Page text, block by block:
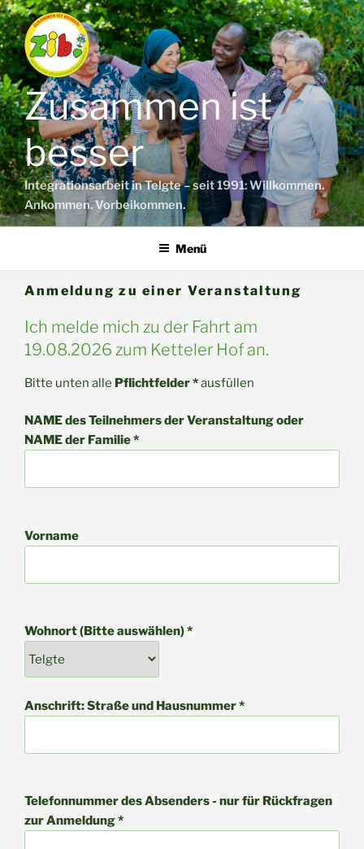
Zum
Inhalt
springen
Zusammen ist
besser
Integrationsarbeit in Telgte – seit 1991: Willkommen.
Ankommen. Vorbeikommen.
Menü
Anmeldung zu einer Veranstaltung
Ich melde mich zu der Fahrt am
19.08.2026 zum Ketteler Hof an.
Bitte unten alle Pflichtfelder *ausfüllen
NAME des Teilnehmers der Veranstaltung oder
NAME der Familie *
Vorname
Wohnort (Bitte auswählen) *
Anschrift: Straße und Hausnummer *
Telefonnummer des Absenders - nur für Rückfragen
zur Anmeldung *